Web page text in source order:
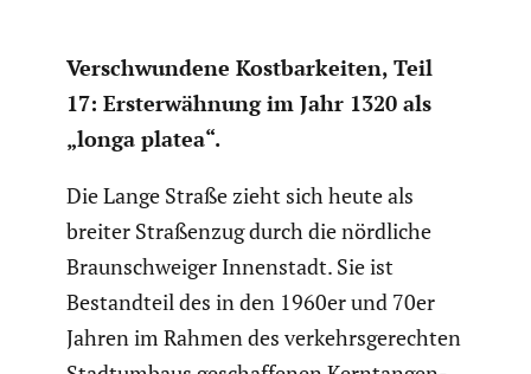
Verschwun­dene Kostbar­keiten, Teil
17: Ersterwäh­nung im Jahr 1320 als
„longa platea“.
Die Lange Straße zieht sich heute als
breiter Straßenzug durch die nördliche
Braun­schweiger Innen­stadt. Sie ist
Bestand­teil des in den 1960er und 70er
Jahren im Rahmen des verkehrs­ge­rechten